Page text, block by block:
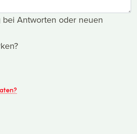
Antworten oder neuen